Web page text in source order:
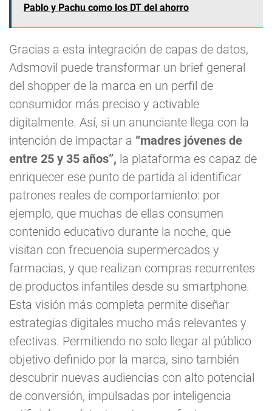
Pablo y Pachu como los DT del ahorro
Gracias a esta integración de capas de datos,
Adsmovil puede transformar un brief general
del shopper de la marca en un perfil de
consumidor más preciso y activable
digitalmente. Así, si un anunciante llega con la
intención de impactar a “madres jóvenes de
entre 25 y 35 años”, la plataforma es capaz de
enriquecer ese punto de partida al identificar
patrones reales de comportamiento: por
ejemplo, que muchas de ellas consumen
contenido educativo durante la noche, que
visitan con frecuencia supermercados y
farmacias, y que realizan compras recurrentes
de productos infantiles desde su smartphone.
Esta visión más completa permite diseñar
estrategias digitales mucho más relevantes y
efectivas. Permitiendo no solo llegar al público
objetivo definido por la marca, sino también
descubrir nuevas audiencias con alto potencial
de conversión, impulsadas por inteligencia